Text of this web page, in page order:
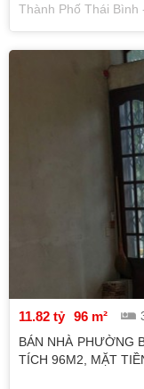
Thành Phố Thái Bình
11.82 tỷ 96 m²
BÁN NHÀ PHƯỜNG
TÍCH 96M2, MẶT